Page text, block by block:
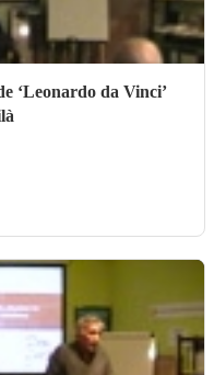
‘Leonardo da Vinci’